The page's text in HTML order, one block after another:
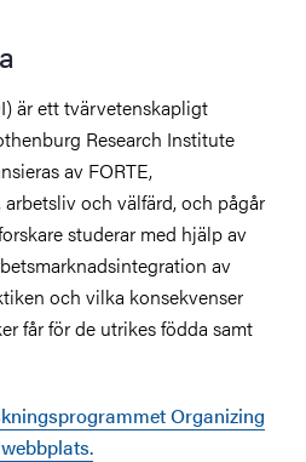
är ett tvärvetenskapligt
Research Institute
av FORTE,
och välfärd, och pågår
studerar med hjälp av
av
och vilka konsekvenser
får för de utrikes födda samt
Organizing